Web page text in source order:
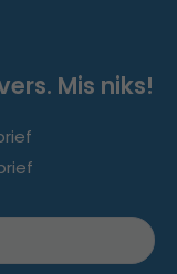
Mis niks!